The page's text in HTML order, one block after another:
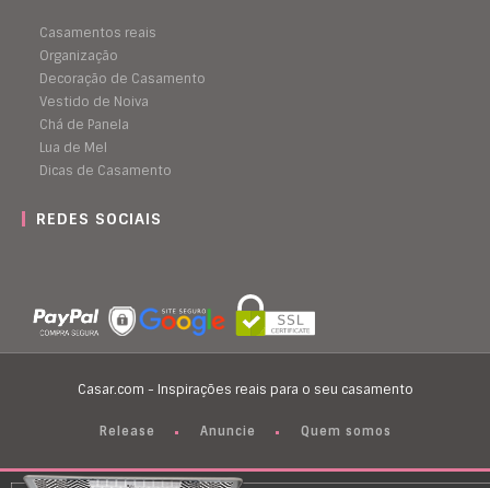
Casamentos reais
Organização
Decoração de Casamento
Vestido de Noiva
Chá de Panela
Lua de Mel
Dicas de Casamento
REDES SOCIAIS
Casar.com - Inspirações reais para o seu casamento
Release Anuncie Quem somos